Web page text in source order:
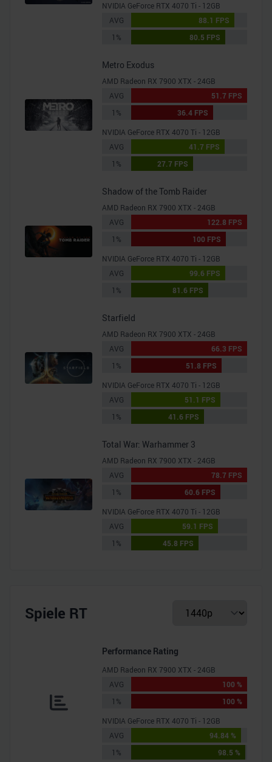
NVIDIA GeForce RTX 4070 Ti - 12GB
AVG
88.1 FPS
1%
80.5 FPS
Metro Exodus
AMD Radeon RX 7900 XTX - 24GB
AVG
51.7 FPS
1%
36.4 FPS
NVIDIA GeForce RTX 4070 Ti - 12GB
AVG
41.7 FPS
1%
27.7 FPS
Shadow of the Tomb Raider
AMD Radeon RX 7900 XTX - 24GB
AVG
122.8 FPS
1%
100 FPS
NVIDIA GeForce RTX 4070 Ti - 12GB
AVG
99.6 FPS
1%
81.6 FPS
Starfield
AMD Radeon RX 7900 XTX - 24GB
AVG
66.3 FPS
1%
51.8 FPS
NVIDIA GeForce RTX 4070 Ti - 12GB
AVG
51.1 FPS
1%
41.6 FPS
Total War: Warhammer 3
AMD Radeon RX 7900 XTX - 24GB
AVG
78.7 FPS
1%
60.6 FPS
NVIDIA GeForce RTX 4070 Ti - 12GB
AVG
59.1 FPS
1%
45.8 FPS
Spiele RT
Performance Rating
AMD Radeon RX 7900 XTX - 24GB
AVG
100 %
1%
100 %
NVIDIA GeForce RTX 4070 Ti - 12GB
AVG
94.84 %
1%
98.5 %